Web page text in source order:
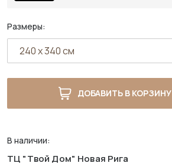
Размеры:
ДОБАВИТЬ В КОРЗИНУ
В наличии:
ТЦ "Твой Дом" Новая Рига